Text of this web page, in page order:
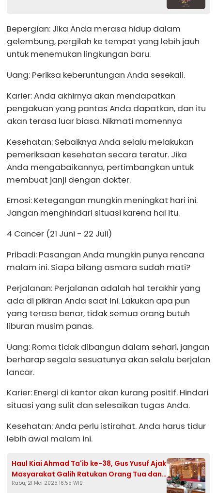
Bepergian: Jika Anda merasa hidup dalam
gelembung, pergilah ke tempat yang lebih jauh
untuk menemukan lingkungan baru.
Uang: Periksa keberuntungan Anda sesekali.
Karier: Anda akhirnya akan mendapatkan
pengakuan yang pantas Anda dapatkan, dan itu
akan terasa luar biasa. Nikmati momennya
Kesehatan: Sebaiknya Anda selalu melakukan
pemeriksaan kesehatan secara teratur. Jika
Anda mengabaikannya, pertimbangkan untuk
membuat janji dengan dokter.
Emosi: Ketegangan mungkin meningkat hari ini.
Jangan menghindari situasi karena hal itu.
4 Cancer (21 Juni - 22 Juli)
Pribadi: Pasangan Anda mungkin punya rencana
malam ini. Siapa bilang asmara sudah mati?
Perjalanan: Perjalanan adalah hal terakhir yang
ada di pikiran Anda saat ini. Lakukan apa pun
yang terasa benar, tidak semua orang butuh
liburan musim panas.
Uang: Roma tidak dibangun dalam sehari, jangan
berharap segala sesuatunya akan selalu berjalan
lancar.
Karier: Energi di kantor akan kurang positif. Hindari
situasi yang sulit dan selesaikan tugas Anda.
Kesehatan: Anda perlu istirahat. Anda harus tidur
lebih awal malam ini.
Haul Kiai Ahmad Ta'ib ke-38, Gus Yusuf Ajak
Masyarakat Galih Ratukan Orang Tua dan
Perbanyak Sedekah
Rabu, 21 Mei 2025 16:55 WIB